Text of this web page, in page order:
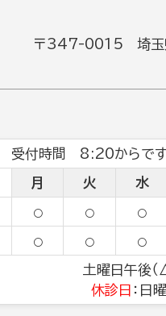
〒347-0015 埼玉
受付時間 8:20からです
月 火 水
○ ○ ○
○ ○ ○
土曜日午
休診日 ：